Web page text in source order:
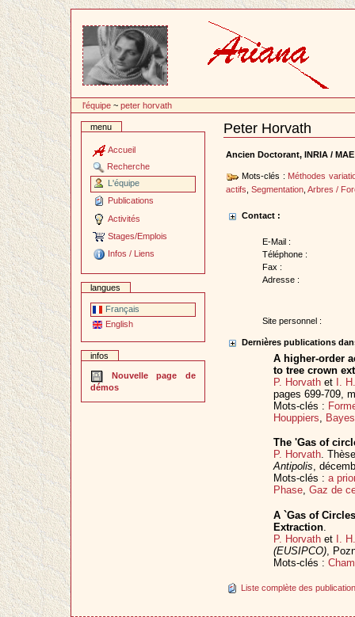
contenu
l'équipe ~peter horvath
menu
Accueil
Recherche
L'équipe
Publications
Activités
Stages/Emplois
Infos / Liens
langues
Français
English
infos
Nouvelle page de
démos
Peter Horvath
Document
Actions
Ancien Doctorant, INRIA /
Mots-clés : Méthodes
actifs ,Segmentation ,Arbres /
Contact :
E-Mail :
Téléphone :
Fax :
Adresse :
Site personnel :
Dernières publications
A higher-order
to tree crown
P. Horvath et I.
pages 699-709,
Mots-clés :
Houppiers,
The 'Gas of
P. Horvath.
Antipolis,
Mots-clés :a
Phase,Gaz de
A `Gas of
Extraction.
P. Horvath et I.
(EUSIPCO),
Mots-clés :
Liste complète des